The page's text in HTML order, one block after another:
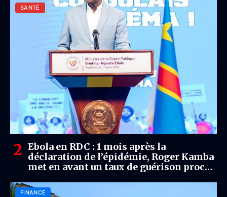
SANTÉ
Ebola en RDC : 1 mois après la
déclaration de l’épidémie, Roger Kamba
met en avant un taux de guérison proche
FINANCE